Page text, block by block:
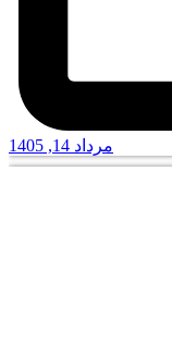
مرداد 14, 1405